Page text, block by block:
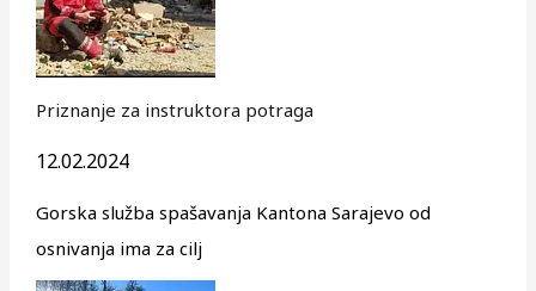
Priznanje za instruktora potraga
12.02.2024
Gorska služba spašavanja Kantona Sarajevo od
osnivanja ima za cilj